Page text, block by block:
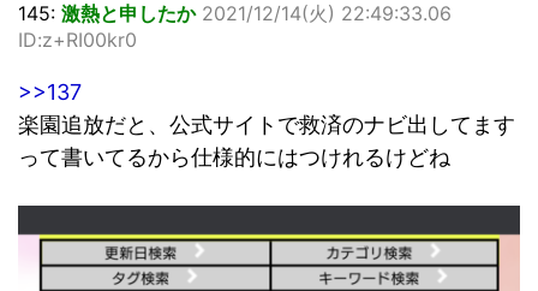
145: 激熱と申したか 2021/12/14(火) 22:49:33.06
ID:z+RI00kr0
>>137
楽園追放だと、公式サイトで救済のナビ出してます
って書いてるから仕様的にはつけれるけどね